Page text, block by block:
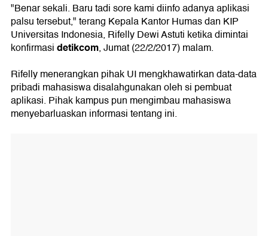
"Benar sekali. Baru tadi sore kami diinfo adanya aplikasi
palsu tersebut," terang Kepala Kantor Humas dan KIP
Universitas Indonesia, Rifelly Dewi Astuti ketika dimintai
konfirmasidetikcom, Jumat (22/2/2017) malam.
Rifelly menerangkan pihak UI mengkhawatirkan data-data
pribadi mahasiswa disalahgunakan oleh si pembuat
aplikasi. Pihak kampus pun mengimbau mahasiswa
menyebarluaskan informasi tentang ini.